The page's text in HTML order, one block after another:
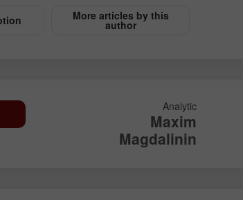
More articles by this
author
Analytic
Maxim
Magdalinin